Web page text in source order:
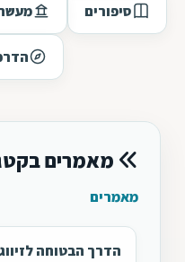
סיפורים
מאמרים
מאמרים
הדרך הבטוחה